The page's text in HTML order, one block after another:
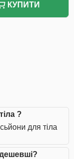
КУПИТИ
?
для тіла